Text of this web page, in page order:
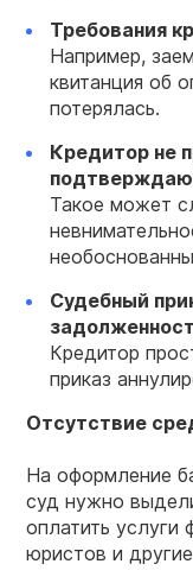
Требования
Например,
квитанция об
потерялась.
Кредитор не
Такое может
Судебный
Кредитор
приказ
Отсутствие
На оформление
суд нужно
оплатить услуги
юристов и